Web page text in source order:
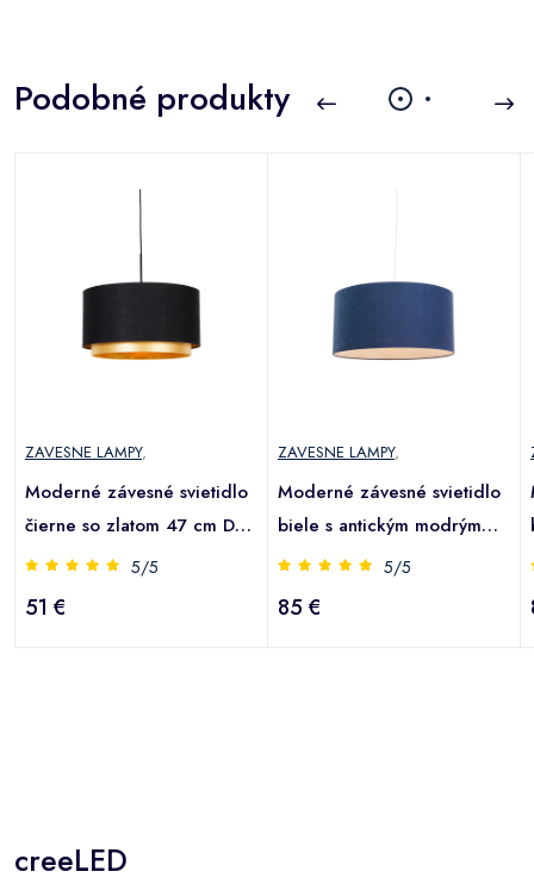
Podobné produkty
ZAVESNE LAMPY,
Moderné závesné svietidlo
čierne so zlatom 47 cm Duo
tienidlo - Combi
5/5
51 €
ZAVESNE LAMPY,
Moderné závesné svietidlo
biele s antickým modrým
tienidlom 50 cm - Combi 1
5/5
85 €
creeLED